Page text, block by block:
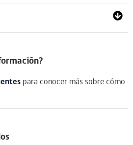
para conocer más sobre cómo